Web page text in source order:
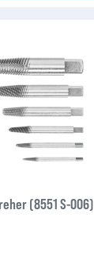
(8551 S-006)